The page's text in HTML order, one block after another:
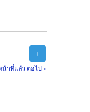
+
น้าที่แล้ว ต่อไป »